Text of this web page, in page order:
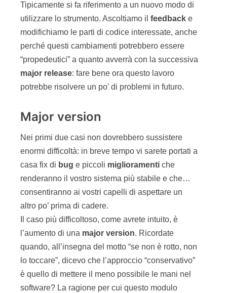
Tipicamente si fa riferimento a un nuovo modo di
utilizzare lo strumento. Ascoltiamo il feedback e
modifichiamo le parti di codice interessate, anche
perché questi cambiamenti potrebbero essere
“propedeutici” a quanto avverrà con la successiva
major release: fare bene ora questo lavoro
potrebbe risolvere un po’ di problemi in futuro.
Major version
Nei primi due casi non dovrebbero sussistere
enormi difficoltà: in breve tempo vi sarete portati a
casa fix di bug e piccoli miglioramenti che
renderanno il vostro sistema più stabile e che…
consentiranno ai vostri capelli di aspettare un
altro po’ prima di cadere.
Il caso più difficoltoso, come avrete intuito, è
l’aumento di una major version. Ricordate
quando, all’insegna del motto “se non è rotto, non
lo toccare”, dicevo che l’approccio “conservativo”
è quello di mettere il meno possibile le mani nel
software? La ragione per cui questo modulo